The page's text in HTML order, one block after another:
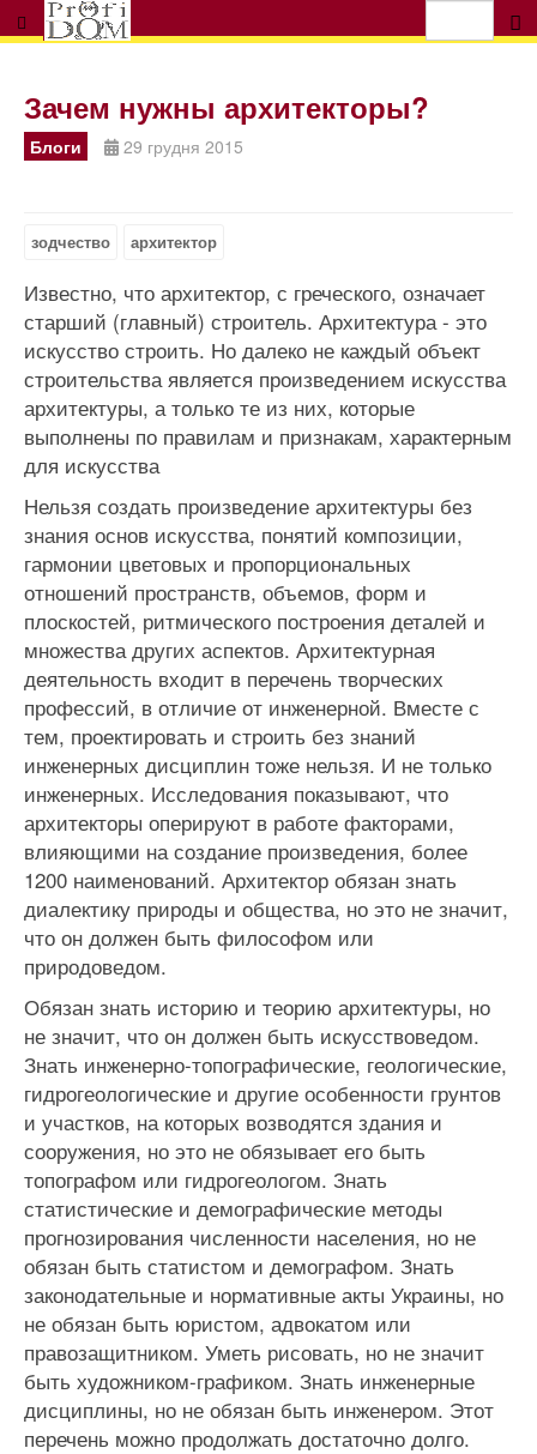
Зачем нужны архитекторы?
Блоги 29 грудня 2015
зодчество архитектор
Известно, что архитектор, с греческого, означает
старший (главный) строитель. Архитектура - это
искусство строить. Но далеко не каждый объект
строительства является произведением искусства
архитектуры, а только те из них, которые
выполнены по правилам и признакам, характерным
для искусства
Нельзя создать произведение архитектуры без
знания основ искусства, понятий композиции,
гармонии цветовых и пропорциональных
отношений пространств, объемов, форм и
плоскостей, ритмического построения деталей и
множества других аспектов. Архитектурная
деятельность входит в перечень творческих
профессий, в отличие от инженерной. Вместе с
тем, проектировать и строить без знаний
инженерных дисциплин тоже нельзя. И не только
инженерных. Исследования показывают, что
архитекторы оперируют в работе факторами,
влияющими на создание произведения, более
1200 наименований. Архитектор обязан знать
диалектику природы и общества, но это не значит,
что он должен быть философом или
природоведом.
Обязан знать историю и теорию архитектуры, но
не значит, что он должен быть искусствоведом.
Знать инженерно-топографические, геологические,
гидрогеологические и другие особенности грунтов
и участков, на которых возводятся здания и
сооружения, но это не обязывает его быть
топографом или гидрогеологом. Знать
статистические и демографические методы
прогнозирования численности населения, но не
обязан быть статистом и демографом. Знать
законодательные и нормативные акты Украины, но
не обязан быть юристом, адвокатом или
правозащитником. Уметь рисовать, но не значит
быть художником-графиком. Знать инженерные
дисциплины, но не обязан быть инженером. Этот
перечень можно продолжать достаточно долго.